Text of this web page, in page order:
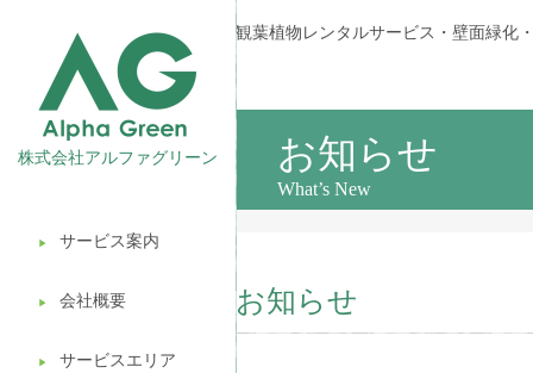
株式会社アルファグリーン
▶︎ サービス案内
▶︎ 会社概要
▶︎ サービスエリア
観葉植物レンタル
壁面緑化
ギフト販売
観葉植物レンタルサービス・壁面緑化
お知らせ
What’s New
お知らせ